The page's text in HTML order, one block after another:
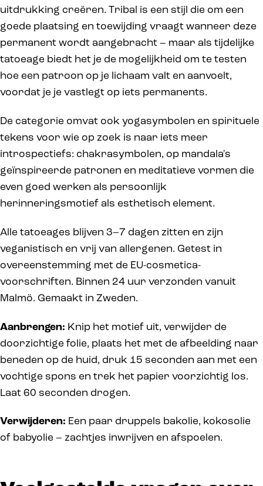
uitdrukking creëren. Tribal is een stijl die om een
goede plaatsing en toewijding vraagt wanneer deze
permanent wordt aangebracht – maar als tijdelijke
tatoeage biedt het je de mogelijkheid om te testen
hoe een patroon op je lichaam valt en aanvoelt,
voordat je je vastlegt op iets permanents.
De categorie omvat ook yogasymbolen en spirituele
tekens voor wie op zoek is naar iets meer
introspectiefs: chakrasymbolen, op mandala's
geïnspireerde patronen en meditatieve vormen die
even goed werken als persoonlijk
herinneringsmotief als esthetisch element.
Alle tatoeages blijven 3–7 dagen zitten en zijn
veganistisch en vrij van allergenen. Getest in
overeenstemming met de EU-cosmetica-
voorschriften. Binnen 24 uur verzonden vanuit
Malmö. Gemaakt in Zweden.
Aanbrengen: Knip het motief uit, verwijder de
doorzichtige folie, plaats het met de afbeelding naar
beneden op de huid, druk 15 seconden aan met een
vochtige spons en trek het papier voorzichtig los.
Laat 60 seconden drogen.
Verwijderen: Een paar druppels bakolie, kokosolie
of babyolie – zachtjes inwrijven en afspoelen.